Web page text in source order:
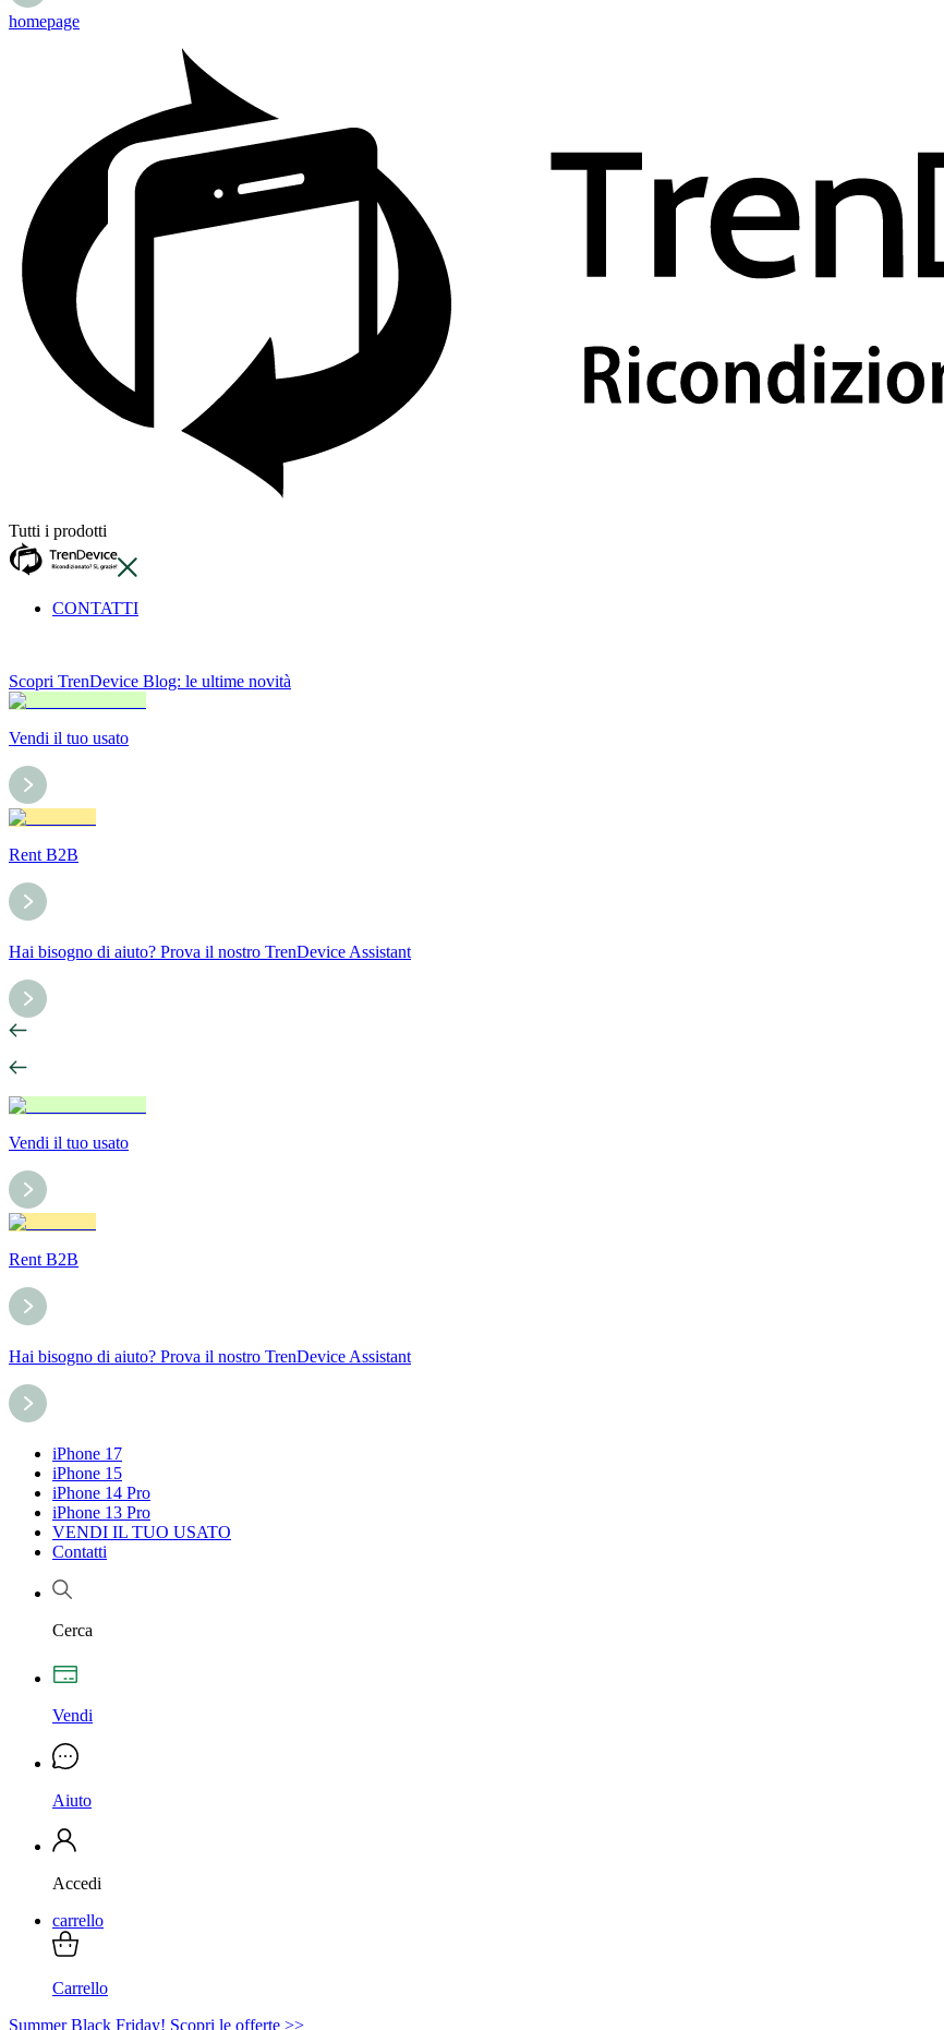
homepage
Tutti i prodotti
CONTATTI
Scopri TrenDevice Blog: le ultime novità
Vendi il tuo usato
Rent B2B
Hai bisogno di aiuto? Prova il nostro TrenDevice Assistant
Vendi il tuo usato
Rent B2B
Hai bisogno di aiuto? Prova il nostro TrenDevice Assistant
iPhone 17
iPhone 15
iPhone 14 Pro
iPhone 13 Pro
VENDI IL TUO USATO
Contatti
Cerca
Vendi
Aiuto
Accedi
carrello
Carrello
Summer Black Friday! Scopri le offerte >>